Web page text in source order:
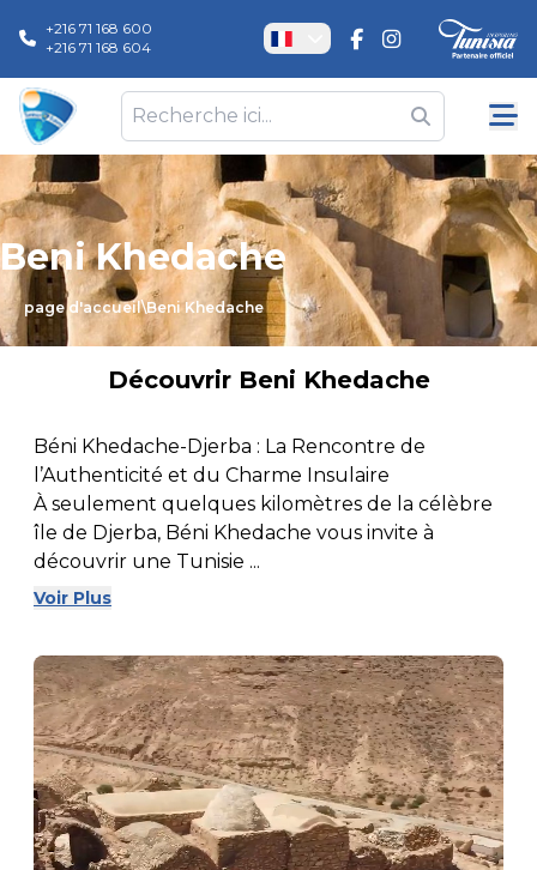
+216 71 168 600
+216 71 168 604
Beni Khedache
page d'accueil\Beni Khedache
Découvrir Beni Khedache
Béni Khedache-Djerba : La Rencontre de
l’Authenticité et du Charme Insulaire
À seulement quelques kilomètres de la célèbre
île de Djerba, Béni Khedache vous invite à
découvrir une Tunisie ...
Voir Plus